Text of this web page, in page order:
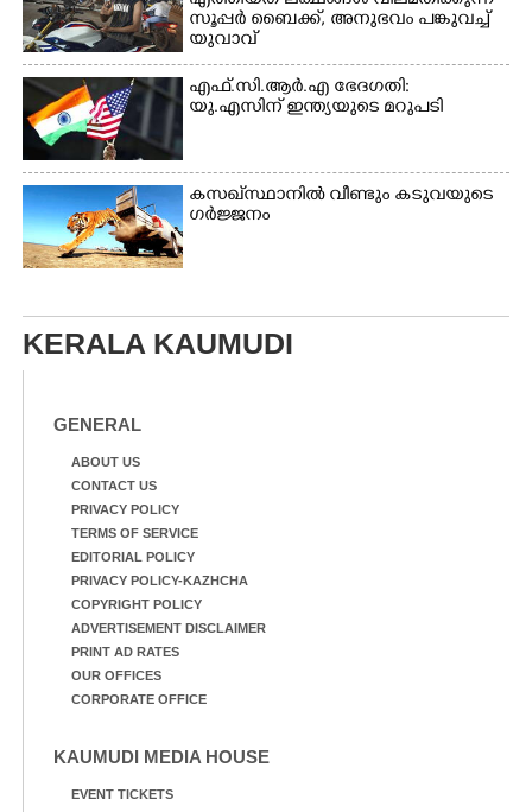
സൂപ്പർ ബൈക്ക്,​ അനുഭവം പങ്കുവച്ച്
യുവാവ്
എഫ്.സി.ആർ.എ ഭേദഗതി:
യു.എസിന് ഇന്ത്യയുടെ മറുപടി
കസഖ്‌സ്ഥാനിൽ വീണ്ടും കടുവയുടെ
ഗർജ്ജനം
KERALA KAUMUDI
GENERAL
ABOUT US
CONTACT US
PRIVACY POLICY
TERMS OF SERVICE
EDITORIAL POLICY
PRIVACY POLICY-KAZHCHA
COPYRIGHT POLICY
ADVERTISEMENT DISCLAIMER
PRINT AD RATES
OUR OFFICES
CORPORATE OFFICE
KAUMUDI MEDIA HOUSE
EVENT TICKETS